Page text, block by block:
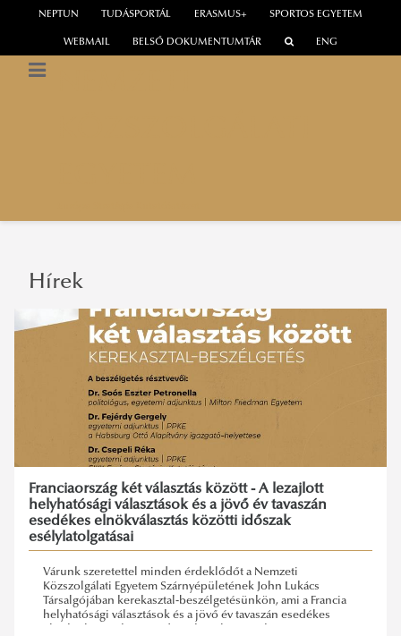
WEBMAIL
NEPTUN TUDÁSPORTÁL ERASMUS+ SPORTOS EGYETEM
BELSŐ DOKUMENTUMTÁR ENG
Hírek
Franciaország két választás között - A lezajlott
helyhatósági választások és a jövő év tavaszán
esedékes elnökválasztás közötti időszak
esélylatolgatásai
Várunk szeretettel minden érdeklődőt a Nemzeti
Közszolgálati Egyetem Szárnyépületének John Lukács
Társalgójában kerekasztal-beszélgetésünkön, ami a Francia
helyhatósági választások és a jövő év tavaszán esedékes